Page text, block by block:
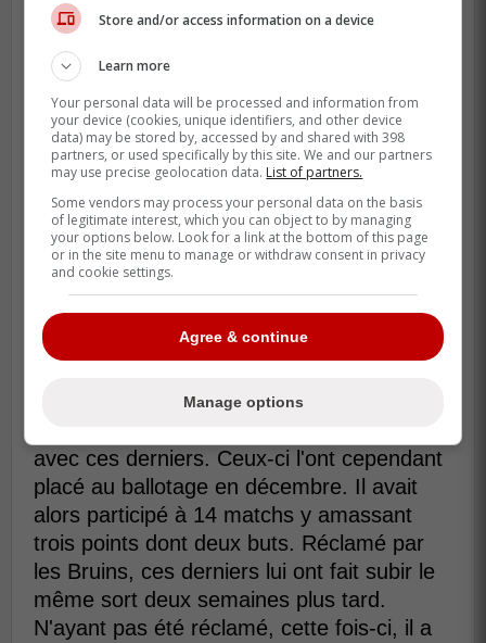
Le Lightning de Tampa Bay ajouté de la
profondeur à l'avant en faisant signer un
contrat à deux volets d'un an à Gemel
Smith. L'entente lui rapportera 700 000$
dans la LNH et 250 000$ dans la LAH avec
un montant minimum garanti de 325 000$,
ronde, 104e choix en 2012, par les Stars
avec ces derniers. Ceux-ci l'ont cependant
placé au ballotage en décembre. Il avait
alors participé à 14 matchs y amassant
trois points dont deux buts. Réclamé par
les Bruins, ces derniers lui ont fait subir le
même sort deux semaines plus tard.
N'ayant pas été réclamé, cette fois-ci, il a
Store and/or access information on a device
Learn more
Your personal data will be processed and information from
your device (cookies, unique identifiers, and other device
data) may be stored by, accessed by and shared with 398
partners, or used specifically by this site. We and our partners
may use precise geolocation data. List of partners.
Some vendors may process your personal data on the basis
of legitimate interest, which you can object to by managing
your options below. Look for a link at the bottom of this page
or in the site menu to manage or withdraw consent in privacy
and cookie settings.
Agree & continue
Manage options